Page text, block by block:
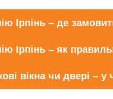
Ірпінь – де
Ірпінь – як
вікна чи двері – у